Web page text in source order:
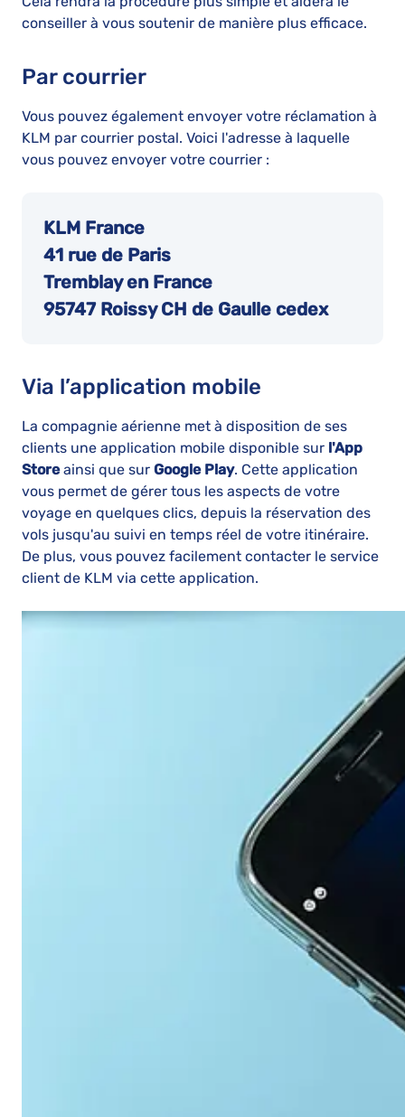
conseiller à vous soutenir de manière plus efficace.
Par courrier
Vous pouvez également envoyer votre réclamation à
KLM par courrier postal. Voici l'adresse à laquelle
vous pouvez envoyer votre courrier :
KLM France
41 rue de Paris
Tremblay en France
95747 Roissy CH de Gaulle cedex
Via l’application mobile
La compagnie aérienne met à disposition de ses
clients une application mobile disponible sur l'App
Storeainsi que sur Google Play. Cette application
vous permet de gérer tous les aspects de votre
voyage en quelques clics, depuis la réservation des
vols jusqu'au suivi en temps réel de votre itinéraire.
De plus, vous pouvez facilement contacter le service
client de KLM via cette application.